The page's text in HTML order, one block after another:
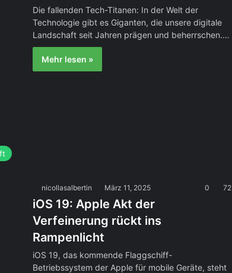
Die fallenden Tech-Titanen: In der Welt der
Technologie gibt es Giganten, die unsere digitale
Landschaft seit Jahren prägen und beherrschen.…
Mehr lesen »
nicollasalbertin März 11, 2025 0 72
iOS 19: Apple Akt der
Verfeinerung rückt ins
Rampenlicht
iOS 19, das kommende Flaggschiff-
Betriebssystem der Apple für mobile Geräte, steht